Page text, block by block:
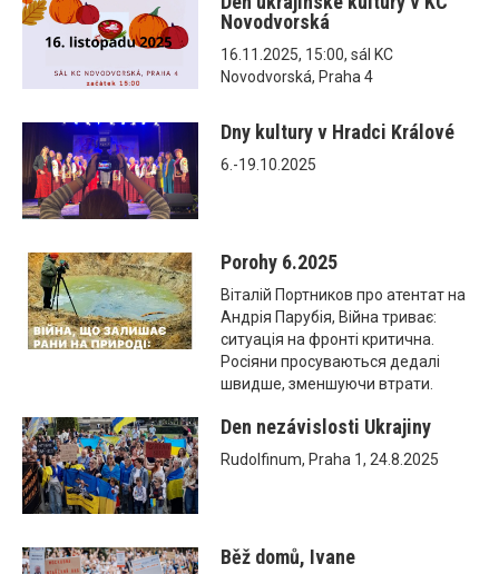
Novodvorská
16.11.2025, 15:00, sál KC
Novodvorská, Praha 4
Dny kultury v Hradci Králové
6.-19.10.2025
Porohy 6.2025
Віталій Портников про атентат на
Андрія Парубія, Війна триває:
ситуація на фронті критична.
Росіяни просуваються дедалі
швидше, зменшуючи втрати.
Den nezávislosti Ukrajiny
Rudolfinum, Praha 1, 24.8.2025
Běž domů, Ivane